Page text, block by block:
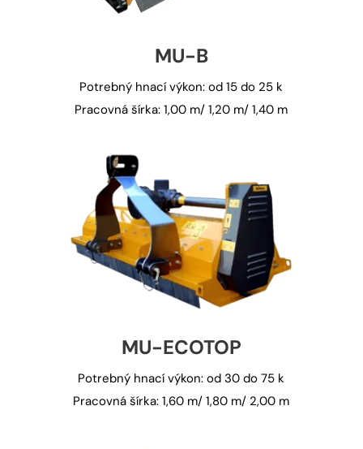
MU-B
Potrebný hnací výkon: od 15 do 25 k
Pracovná šírka: 1,00 m/ 1,20 m/ 1,40 m
MU-ECOTOP
Potrebný hnací výkon: od 30 do 75 k
Pracovná šírka: 1,60 m/ 1,80 m/ 2,00 m